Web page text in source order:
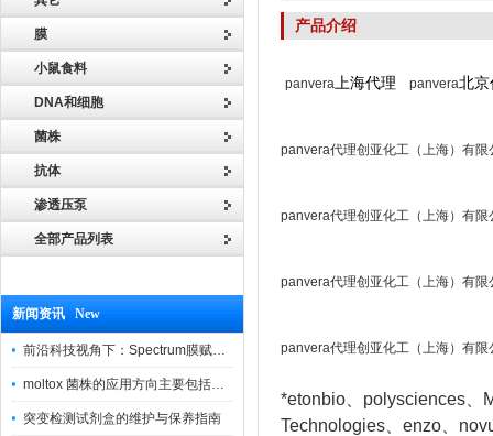
膜
小鼠食料
DNA和细胞
菌株
抗体
渗透压泵
全部产品列表
新闻资讯 New
前沿科技视角下：Spectrum膜赋能精密制造
moltox 菌株的应用方向主要包括以下几个方面
突变检测试剂盒的维护与保养指南
产品介绍
panvera上海代理 panvera北
panvera代理创亚化工（上海）有限
panvera代理创亚化工（上海）有限
panvera代理创亚化工（上海）有限
panvera代理创亚化工（上海）有限
*etonbio、polysciences、
Technologies、enzo、